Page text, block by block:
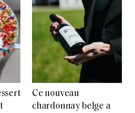
Ce nouveau
chardonnay belge a